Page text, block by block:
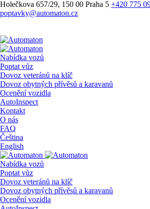
Holečkova 657/29, 150 00 Praha 5 +420 775
poptavky@automaton.cz
Nabídka vozů
Poptat vůz
Dovoz veteránů na klíč
Dovoz obytných přívěsů a karavanů
Ocenění vozidla
AutoInspect
Kontakt
O nás
FAQ
Čeština
English
Nabídka vozů
Poptat vůz
Dovoz veteránů na klíč
Dovoz obytných přívěsů a karavanů
Ocenění vozidla